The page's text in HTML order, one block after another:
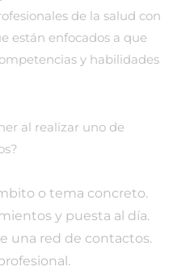
de la salud con
están enfocados a que
y habilidades
al realizar uno de
o tema concreto.
y puesta al día.
una red de contactos.